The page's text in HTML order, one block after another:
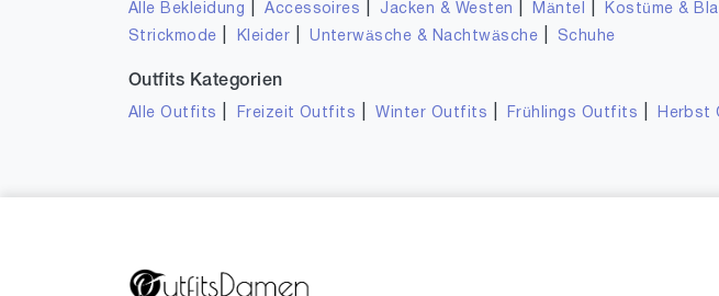
Alle Bekleidung |Accessoires Jacken & Westen Mäntel Kostüme &
Strickmode
Kleider |Unterwäsche & Nachtwäsche Schuhe
Outfits Kategorien
Alle Outfits Freizeit Outfits |Winter Outfits Frühlings Outfits Herbst